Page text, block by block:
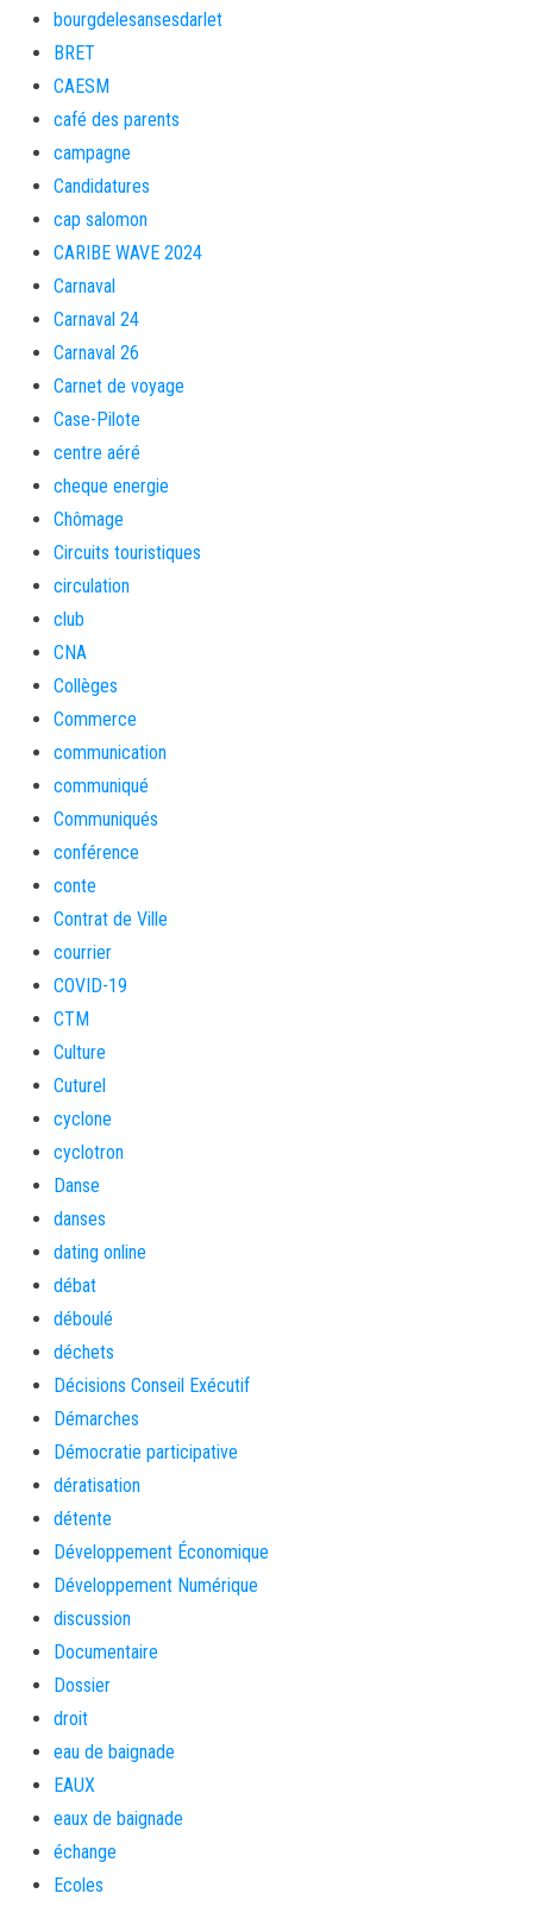
bourgdelesansesdarlet
BRET
CAESM
café des parents
campagne
Candidatures
cap salomon
CARIBE WAVE 2024
Carnaval
Carnaval 24
Carnaval 26
Carnet de voyage
Case-Pilote
centre aéré
cheque energie
Chômage
Circuits touristiques
circulation
club
CNA
Collèges
Commerce
communication
communiqué
Communiqués
conférence
conte
Contrat de Ville
courrier
COVID-19
CTM
Culture
Cuturel
cyclone
cyclotron
Danse
danses
dating online
débat
déboulé
déchets
Décisions Conseil Exécutif
Démarches
Démocratie participative
dératisation
détente
Développement Économique
Développement Numérique
discussion
Documentaire
Dossier
droit
eau de baignade
EAUX
eaux de baignade
échange
Ecoles